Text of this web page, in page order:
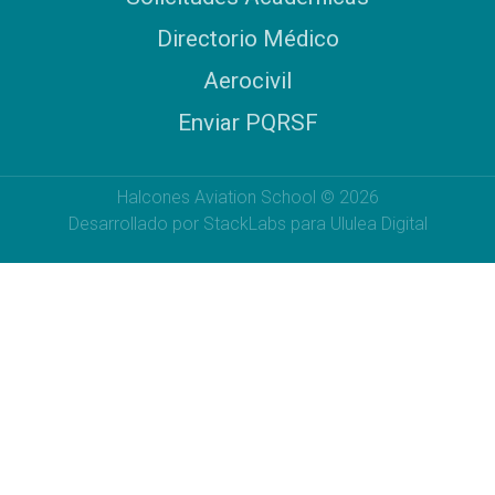
Directorio Médico
Aerocivil
Enviar PQRSF
Halcones Aviation School © 2026
Desarrollado por StackLabs para Ululea Digital